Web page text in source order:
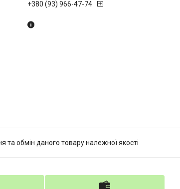
+380 (93) 966-47-74
обмін даного товару належної якості